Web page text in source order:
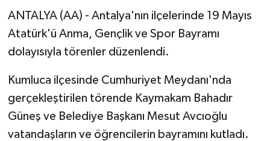
ANTALYA (AA) - Antalya'nın ilçelerinde 19 Mayıs
Atatürk'ü Anma, Gençlik ve Spor Bayramı
dolayısıyla törenler düzenlendi.
Kumluca ilçesinde Cumhuriyet Meydanı'nda
gerçekleştirilen törende Kaymakam Bahadır
Güneş ve Belediye Başkanı Mesut Avcıoğlu
vatandaşların ve öğrencilerin bayramını kutladı.